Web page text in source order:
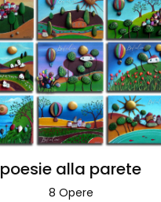
poesie alla parete
8 Opere